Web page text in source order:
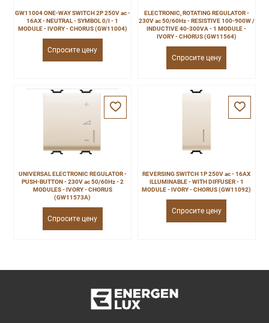
GW11004 ONE-WAY SWITCH 2P 250V ac -
16AX - NEUTRAL - SYMBOL 0/I - 1
MODULE - IVORY - CHORUS (GW11004)
Спросите цену
ELECTRONIC, ROTATING REGULATOR -
230V ac 50/60Hz - RESISTIVE 100-900W /
INDUCTIVE 40-300VA - 1 MODULE -
IVORY - CHORUS (GW11564)
Спросите цену
UNIVERSAL ELECTRONIC REGULATOR -
PUSH-BUTTON - 230V ac 50/60Hz - 2
MODULES - IVORY - CHORUS
(GW11573A)
Спросите цену
REVERSING SWITCH 1P 250V ac - 16AX
ILLUMINABLE - WITH DIFFUSER - 1
MODULE - IVORY - CHORUS (GW11092)
Спросите цену